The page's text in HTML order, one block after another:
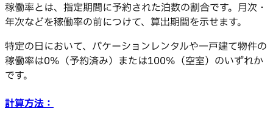
稼働率とは、指定期間に予約された泊数の割合です。月次・
年次などを稼働率の前につけて、算出期間を示せます。
特定の日において、バケーションレンタルや一戸建て物件の
稼働率は0%（予約済み）または100%（空室）のいずれか
です。
計算方法：